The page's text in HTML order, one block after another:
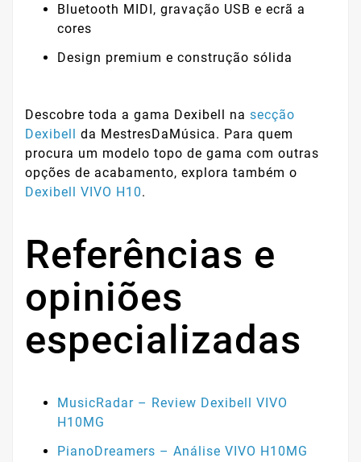
Bluetooth MIDI, gravação USB e ecrã a
cores
Design premium e construção sólida
Descobre toda a gama Dexibell na secção
Dexibell da MestresDaMúsica. Para quem
procura um modelo topo de gama com outras
opções de acabamento, explora também o
Dexibell VIVO H10.
Referências e
opiniões
especializadas
MusicRadar – Review Dexibell VIVO
H10MG
PianoDreamers – Análise VIVO H10MG